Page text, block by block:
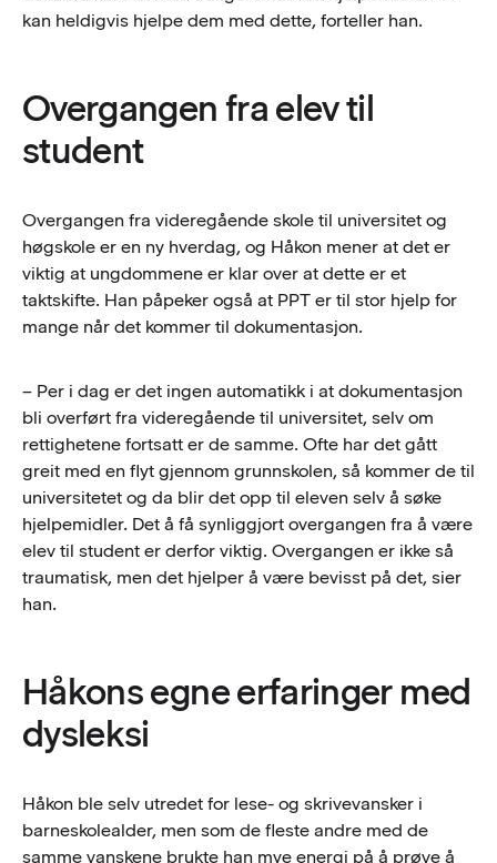
kan heldigvis hjelpe dem med dette, forteller han.
Overgangen fra elev til
student
Overgangen fra videregående skole til universitet og
høgskole er en ny hverdag, og Håkon mener at det er
viktig at ungdommene er klar over at dette er et
taktskifte. Han påpeker også at PPT er til stor hjelp for
mange når det kommer til dokumentasjon.
– Per i dag er det ingen automatikk i at dokumentasjon
bli overført fra videregående til universitet, selv om
rettighetene fortsatt er de samme. Ofte har det gått
greit med en flyt gjennom grunnskolen, så kommer de til
universitetet og da blir det opp til eleven selv å søke
hjelpemidler. Det å få synliggjort overgangen fra å være
elev til student er derfor viktig. Overgangen er ikke så
traumatisk, men det hjelper å være bevisst på det, sier
han.
Håkons egne erfaringer med
dysleksi
Håkon ble selv utredet for lese- og skrivevansker i
barneskolealder, men som de fleste andre med de
samme vanskene brukte han mye energi på å prøve å